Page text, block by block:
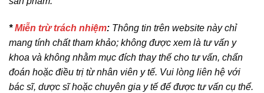
*Miễn trừ trách nhiệm: Thông tin trên website này chỉ
mang tính chất tham khảo; không được xem là tư vấn y
khoa và không nhằm mục đích thay thế cho tư vấn, chẩn
đoán hoặc điều trị từ nhân viên y tế. Vui lòng liên hệ với
bác sĩ, dược sĩ hoặc chuyên gia y tế để được tư vấn cụ thể.